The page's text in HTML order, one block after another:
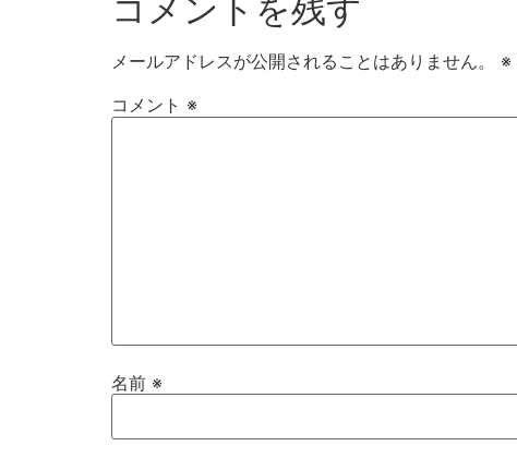
コメントを残す
メールアドレスが公開されることはありません。 ※
コメント ※
名前 ※